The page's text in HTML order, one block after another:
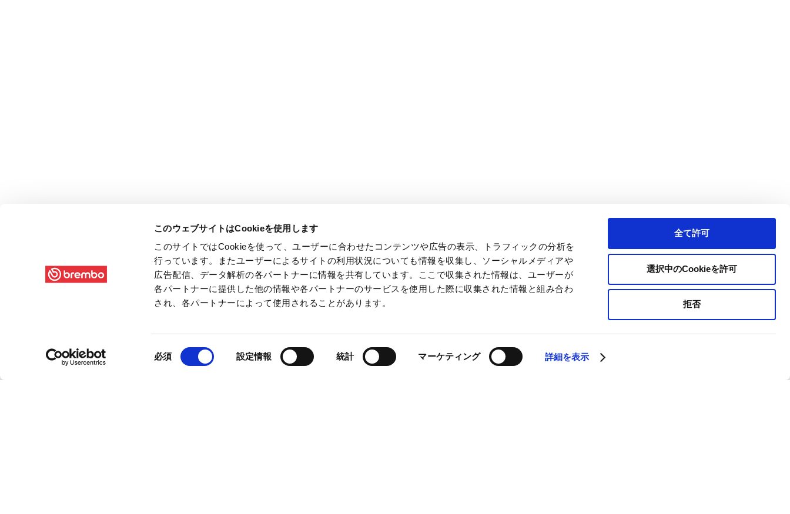
このウェブサイトはCookieを使用します
このサイトではCookieを使って、ユーザーに合わせたコンテンツや広告の表示、トラフィックの分析を
行っています。またユーザーによるサイトの利用状況についても情報を収集し、ソーシャルメディアや
広告配信、データ解析の各パートナーに情報を共有しています。ここで収集された情報は、ユーザーが
各パートナーに提供した他の情報や各パートナーのサービスを使用した際に収集された情報と組み合わ
され、各パートナーによって使用されることがあります。
意
必須 設定情報 統計 マーケティング 詳細を表示
全て許可
選択中のCookieを許可
拒否